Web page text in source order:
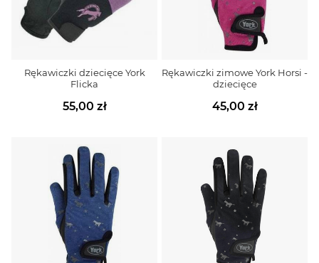
Rękawiczki dziecięce York
Flicka
55,00 zł
Rękawiczki zimowe York Horsi -
dziecięce
45,00 zł